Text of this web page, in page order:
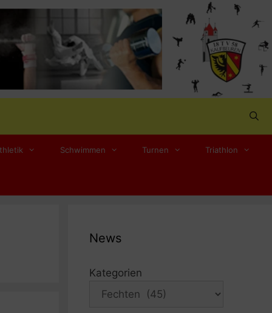
Schwimmen Turnen Triathlon
News
Kategorien